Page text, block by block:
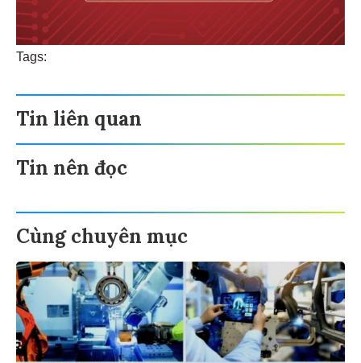
Tags:
Tin liên quan
Tin nên đọc
Cùng chuyên mục